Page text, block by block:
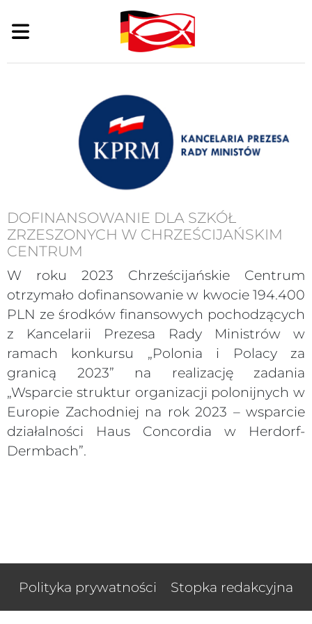
DOFINANSOWANIE DLA SZKÓŁ
ZRZESZONYCH W CHRZEŚCIJAŃSKIM
CENTRUM
W roku 2023 Chrześcijańskie Centrum
otrzymało dofinansowanie w kwocie 194.400
PLN ze środków finansowych pochodzących
z Kancelarii Prezesa Rady Ministrów w
ramach konkursu „Polonia i Polacy za
granicą 2023” na realizację zadania
„Wsparcie struktur organizacji polonijnych w
Europie Zachodniej na rok 2023 – wsparcie
działalności Haus Concordia w Herdorf-
Dermbach”.
Polityka prywatności Stopka redakcyjna